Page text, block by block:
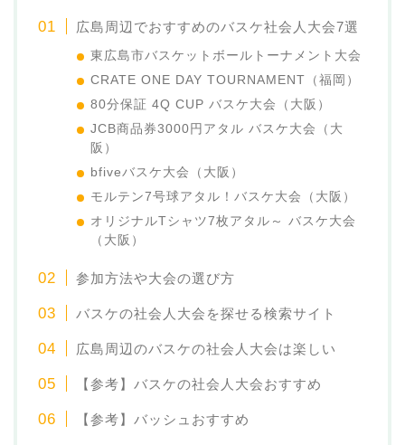
広島周辺でおすすめのバスケ社会人大会7選
東広島市バスケットボールトーナメント大会
CRATE ONE DAY TOURNAMENT（福岡）
80分保証 4Q CUP バスケ大会（大阪）
JCB商品券3000円アタル バスケ大会（大
阪）
bfiveバスケ大会（大阪）
モルテン7号球アタル！バスケ大会（大阪）
オリジナルTシャツ7枚アタル～ バスケ大会
（大阪）
参加方法や大会の選び方
バスケの社会人大会を探せる検索サイト
広島周辺のバスケの社会人大会は楽しい
【参考】バスケの社会人大会おすすめ
【参考】バッシュおすすめ